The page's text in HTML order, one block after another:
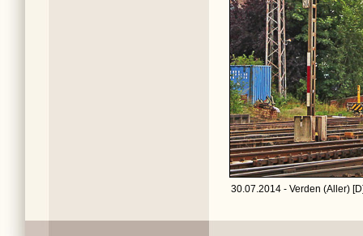
30.07.2014 - Verden (Aller)